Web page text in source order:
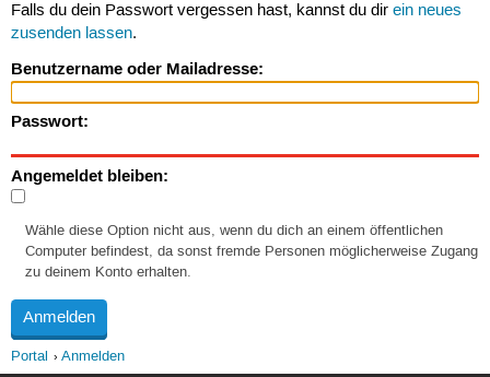
Falls du dein Passwort vergessen hast, kannst du dir ein neues
zusenden lassen.
Benutzername oder Mailadresse:
Passwort:
Angemeldet bleiben:
Wähle diese Option nicht aus, wenn du dich an einem öffentlichen
Computer befindest, da sonst fremde Personen möglicherweise Zugang
zu deinem Konto erhalten.
Portal Anmelden